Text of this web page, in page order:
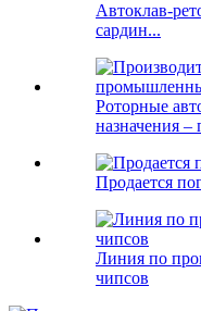
Автоклав-
сардин...
Роторные
назначения –
Продается
Линия по
чипсов